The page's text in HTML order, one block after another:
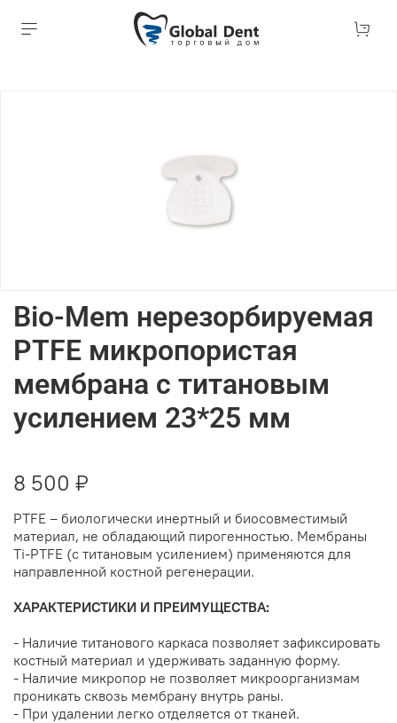
Bio-Mem нерезорбируемая
PTFE микропористая
мембрана с титановым
усилением 23*25 мм
8 500 ₽
PTFE – биологически инертный и биосовместимый
материал, не обладающий пирогенностью. Мембраны
Ti-PTFE (с титановым усилением) применяются для
направленной костной регенерации.
ХАРАКТЕРИСТИКИ И ПРЕИМУЩЕСТВА:
- Наличие титанового каркаса позволяет зафиксировать
костный материал и удерживать заданную форму.
- Наличие микропор не позволяет микроорганизмам
проникать сквозь мембрану внутрь раны.
- При удалении легко отделяется от тканей.